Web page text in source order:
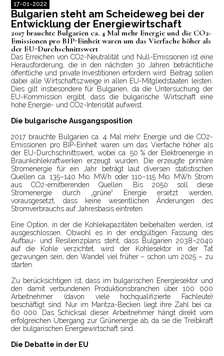
17-01-2022
Bulgarien steht am Scheideweg bei der
Entwicklung der Energiewirtschaft
2017 brauchte Bulgarien ca. 4 Mal mehr Energie und die CO2-
Emissionen pro BIP-Einheit waren um das Vierfache höher als
der EU-Durchschnittswert
Das Erreichen von CO2-Neutralität und Null-Emissionen ist eine
Herausforderung, die in den nächsten 30 Jahren beträchtliche
öffentliche und private Investitionen erfordern wird. Beitrag sollen
dabei alle Wirtschaftszweige in allen EU-Mitgliedstaaten leisten.
Dies gilt insbesondere für Bulgarien, da die Untersuchung der
EU-Kommission ergibt, dass die bulgarische Wirtschaft eine
hohe Energie- und CO2-Intensität aufweist.
Die bulgarische Ausgangsposition
2017 brauchte Bulgarien ca. 4 Mal mehr Energie und die CO2-
Emissionen pro BIP-Einheit waren um das Vierfache höher als
der EU-Durchschnittswert, wobei ca. 50 % der Elektroenergie in
Braunkohlekraftwerken erzeugt wurden. Die erzeugte primäre
Stromenergie für ein Jahr beträgt laut diversen statistischen
Quellen ca. 135–140 Mio. MWh oder 110–115 Mio. MWh Strom
aus CO2-emittierenden Quellen. Bis 2050 soll diese
Stromenergie durch „grüne“ Energie ersetzt werden,
vorausgesetzt, dass keine wesentlichen Änderungen des
Stromverbrauchs auf Jahresbasis eintreten.
Eine Option, in der die Kohlekapazitäten beibehalten werden, ist
ausgeschlossen. Obwohl es in der endgültigen Fassung des
Aufbau- und Resilienzplans steht, dass Bulgarien 2038–2040
auf die Kohle verzichtet, wird der Kohlesektor in der Tat
gezwungen sein, den Wandel viel früher – schon um 2025 – zu
starten.
Zu berücksichtigen ist, dass im bulgarischen Energiesektor und
den damit verbundenen Produktionsbranchen über 100 000
Arbeitnehmer (davon viele hochqualifizierte Fachleute)
beschäftigt sind. Nur im Maritza-Becken liegt ihre Zahl bei ca.
60 000. Das Schicksal dieser Arbeitnehmer hängt direkt vom
erfolgreichen Übergang zur Grünenergie ab, da sie die Treibkraft
der bulgarischen Energiewirtschaft sind.
Die Debatte in der EU